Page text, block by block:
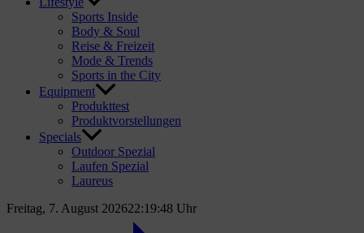
Sports Inside
Body & Soul
Reise & Freizeit
Mode & Trends
Sports in the City
Equipment
Produkttest
Produktvorstellungen
Specials
Outdoor Spezial
Laufen Spezial
Laureus
Freitag, 7. August 202622:19:49 Uhr